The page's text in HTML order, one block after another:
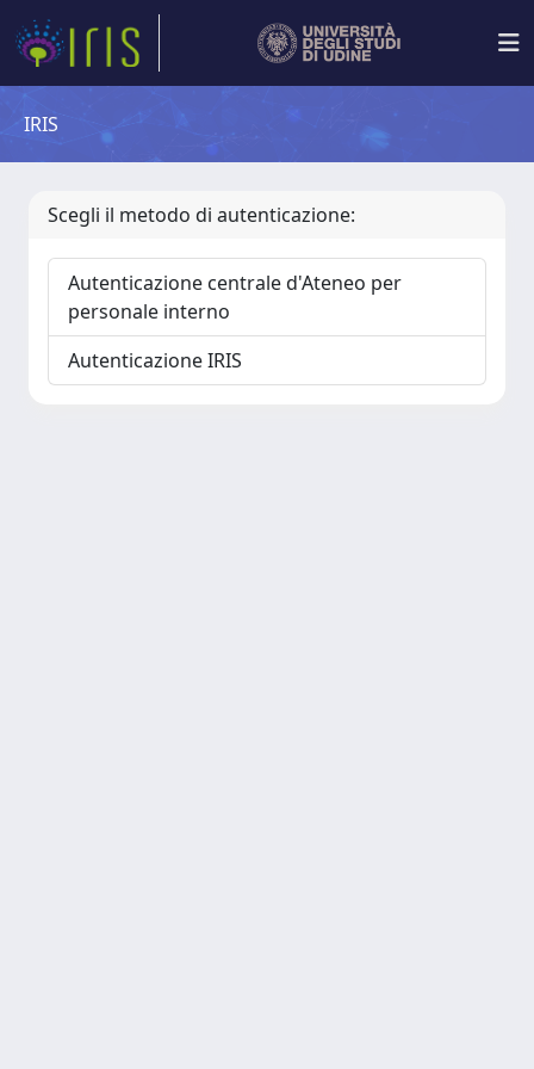
IRIS
Scegli il metodo di autenticazione:
Autenticazione centrale d'Ateneo per
personale interno
Autenticazione IRIS